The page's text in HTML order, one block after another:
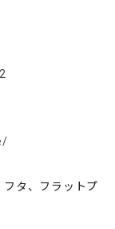
タ、フラットプ